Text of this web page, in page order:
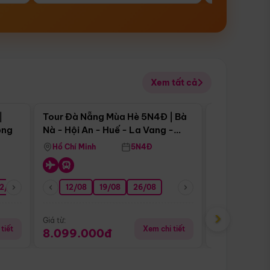
Xem tất cả
08 26/08 05/09 09/09 12/09
tiết
Điểm nổi bật
Tour Đà Nẵng Mùa Hè 5N4Đ | Bà
Nà - Hội An - Huế - La Vang -
Động Thiên Đường
Hồ Chí Minh 5N4Đ
12/08 19/08 26/08
Giá từ:
8.099.000đ Xem chi tiết
Giá từ:
›